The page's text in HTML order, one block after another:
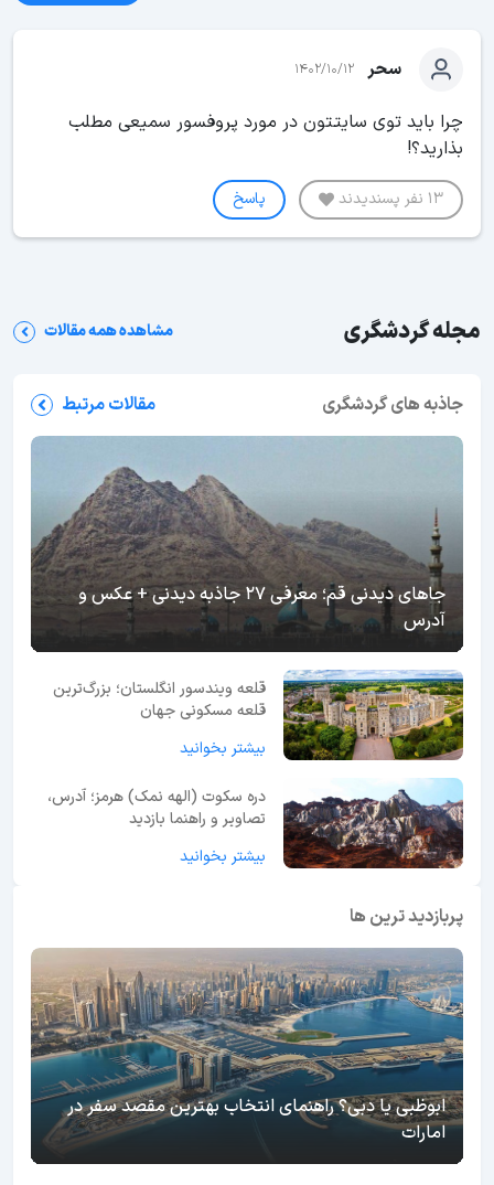
سحر 1402/10/12
چرا باید توی سایتتون در مورد پروفسور سمیعی مطلب
بذارید؟!
13 نفر پسندیدند پاسخ
مجله گردشگری مشاهده همه مقالات
جاذبه های گردشگری مقالات مرتبط
جاهای دیدنی قم؛ معرفی 27 جاذبه دیدنی + عکس و
آدرس
قلعه ویندسور انگلستان؛ بزرگ‌ترین
قلعه مسکونی جهان
بیشتر بخوانید
دره سکوت (الهه نمک) هرمز؛ آدرس،
تصاویر و راهنما بازدید
بیشتر بخوانید
پربازدید ترین ها
ابوظبی یا دبی؟ راهنمای انتخاب بهترین مقصد سفر در
امارات